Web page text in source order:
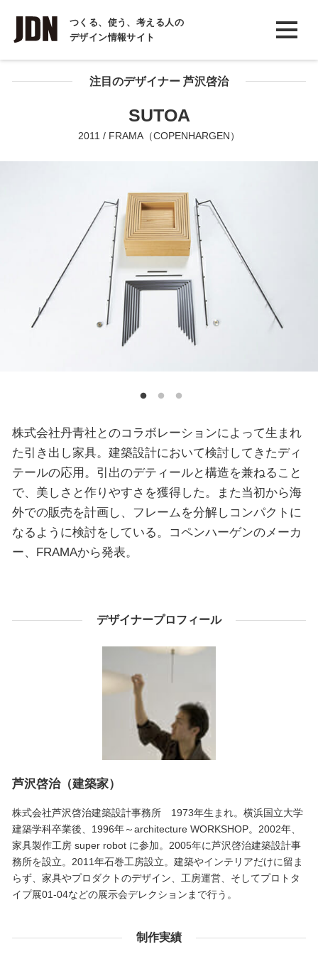
つくる、使う、考える人の
デザイン情報サイト
INTERVIEW
インタビュー
REPORT
COLUMN
注目のデザイナー 芦沢啓治
SUTOA
2011 / FRAMA（COPENHARGEN）
株式会社丹青社とのコラボレーションによって生まれ
た引き出し家具。建築設計において検討してきたディ
テールの応用。引出のデティールと構造を兼ねること
で、美しさと作りやすさを獲得した。また当初から海
外での販売を計画し、フレームを分解しコンパクトに
なるように検討をしている。コペンハーゲンのメーカ
ー、FRAMAから発表。
デザイナープロフィール
芦沢啓治（建築家）
株式会社芦沢啓治建築設計事務所 1973年生まれ。横浜国立大学
建築学科卒業後、1996年～architecture WORKSHOP。2002年、
家具製作工房 super robot に参加。2005年に芦沢啓治建築設計事
務所を設立。2011年石巻工房設立。建築やインテリアだけに留ま
らず、家具やプロダクトのデザイン、工房運営、そしてプロトタ
イプ展01-04などの展示会デレクションまで行う。
制作実績